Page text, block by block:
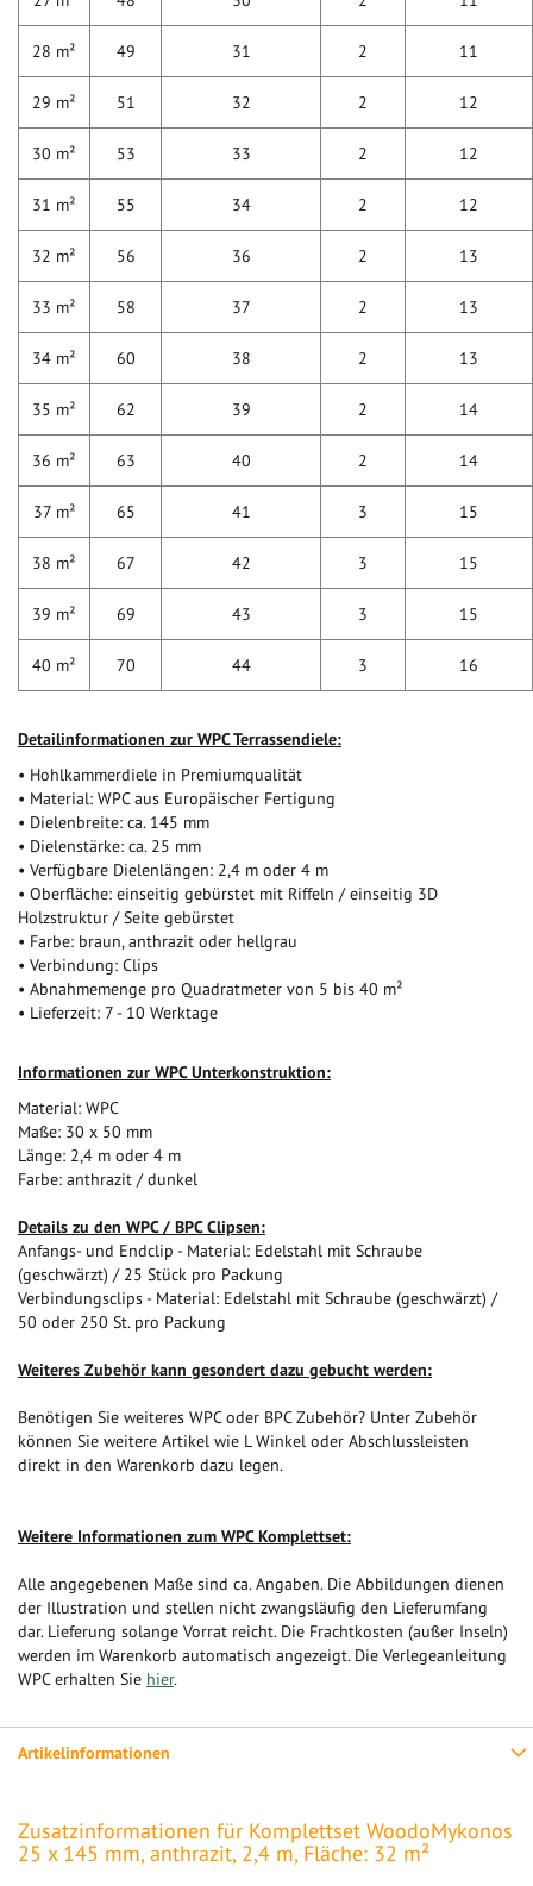
28 m² 49 31 2 11
29 m² 51 32 2 12
30 m² 53 33 2 12
31 m² 55 34 2 12
32 m² 56 36 2 13
33 m² 58 37 2 13
34 m² 60 38 2 13
35 m² 62 39 2 14
36 m² 63 40 2 14
37 m² 65 41 3 15
38 m² 67 42 3 15
39 m² 69 43 3 15
40 m² 70 44 3 16
Detailinformationen zur WPC Terrassendiele:
• Hohlkammerdiele in Premiumqualität
• Material: WPC aus Europäischer Fertigung
• Dielenbreite: ca. 145 mm
• Dielenstärke: ca. 25 mm
• Verfügbare Dielenlängen: 2,4 m oder 4 m
• Oberfläche: einseitig gebürstet mit Riffeln / einseitig 3D
Holzstruktur / Seite gebürstet
• Farbe: braun, anthrazit oder hellgrau
• Verbindung: Clips
• Abnahmemenge pro Quadratmeter von 5 bis 40 m²
• Lieferzeit: 7 - 10 Werktage
Informationen zur WPC Unterkonstruktion:
Material: WPC
Maße: 30 x 50 mm
Länge: 2,4 m oder 4 m
Farbe: anthrazit / dunkel
Details zu den WPC / BPC Clipsen:
Anfangs- und Endclip - Material: Edelstahl mit Schraube
(geschwärzt) / 25 Stück pro Packung
Verbindungsclips - Material: Edelstahl mit Schraube (geschwärzt) /
50 oder 250 St. pro Packung
Weiteres Zubehör kann gesondert dazu gebucht werden:
Benötigen Sie weiteres WPC oder BPC Zubehör? Unter Zubehör
können Sie weitere Artikel wie L Winkel oder Abschlussleisten
direkt in den Warenkorb dazu legen.
Weitere Informationen zum WPC Komplettset:
Alle angegebenen Maße sind ca. Angaben. Die Abbildungen dienen
der Illustration und stellen nicht zwangsläufig den Lieferumfang
dar. Lieferung solange Vorrat reicht. Die Frachtkosten (außer Inseln)
werden im Warenkorb automatisch angezeigt. Die Verlegeanleitung
WPC erhalten Sie hier.
Artikelinformationen
Zusatzinformationen für Komplettset WoodoMykonos
25 x 145 mm, anthrazit, 2,4 m, Fläche: 32 m²